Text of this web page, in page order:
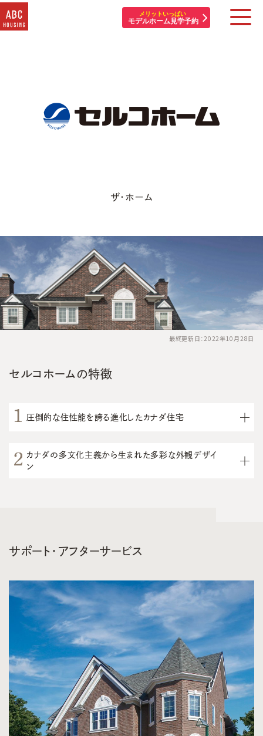
メリットいっぱい
モデルホーム見学予約
モデルハウスを探す
ザ・ホーム
最終更新日：2022年10月28日
セルコホームの特徴
圧倒的な住性能を誇る進化したカナダ住宅
カナダの多文化主義から生まれた多彩な外観デザイ
ン
サポート・アフターサービス